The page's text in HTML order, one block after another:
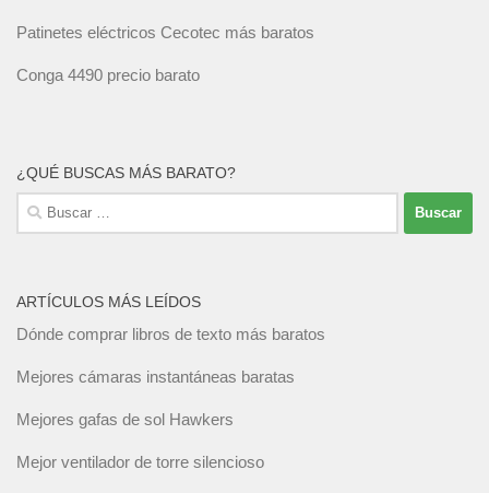
Patinetes eléctricos Cecotec más baratos
Conga 4490 precio barato
¿QUÉ BUSCAS MÁS BARATO?
Buscar:
ARTÍCULOS MÁS LEÍDOS
Dónde comprar libros de texto más baratos
Mejores cámaras instantáneas baratas
Mejores gafas de sol Hawkers
Mejor ventilador de torre silencioso